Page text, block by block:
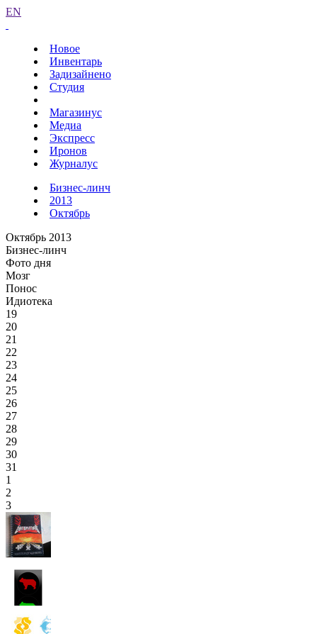
EN
Новое
Инвентарь
Задизайнено
Студия
Магазинус
Медиа
Экспресс
Иронов
Журналус
Бизнес-линч
2013
Октябрь
Октябрь 2013
Бизнес-линч
Фото дня
Мозг
Понос
Идиотека
19
20
21
22
23
24
25
26
27
28
29
30
31
1
2
3